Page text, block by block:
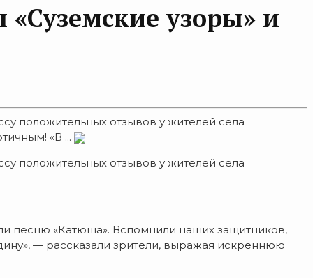
узоры» и
положительных отзывов у жителей села
«В ...
положительных отзывов у жителей села
песню «Катюша». Вспомнили наших защитников,
— рассказали зрители, выражая искреннюю